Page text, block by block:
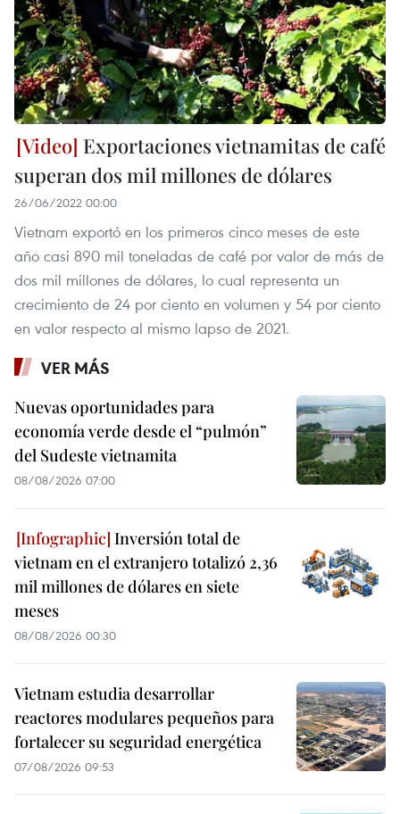
Exportaciones vietnamitas de café
superan dos mil millones de dólares
26/06/2022 00:00
Vietnam exportó en los primeros cinco meses de este
año casi 890 mil toneladas de café por valor de más de
dos mil millones de dólares, lo cual representa un
crecimiento de 24 por ciento en volumen y 54 por ciento
en valor respecto al mismo lapso de 2021.
VER MÁS
Nuevas oportunidades para
economía verde desde el “pulmón”
del Sudeste vietnamita
08/08/2026 07:00
Inversión total de
vietnam en el extranjero totalizó 2,36
mil millones de dólares en siete
meses
08/08/2026 00:30
Vietnam estudia desarrollar
reactores modulares pequeños para
fortalecer su seguridad energética
07/08/2026 09:53